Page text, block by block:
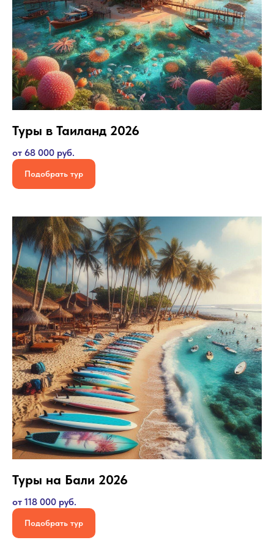
Туры в Таиланд 2026
от 68 000 руб.
Подобрать тур
Туры на Бали 2026
от 118 000 руб.
Подобрать тур